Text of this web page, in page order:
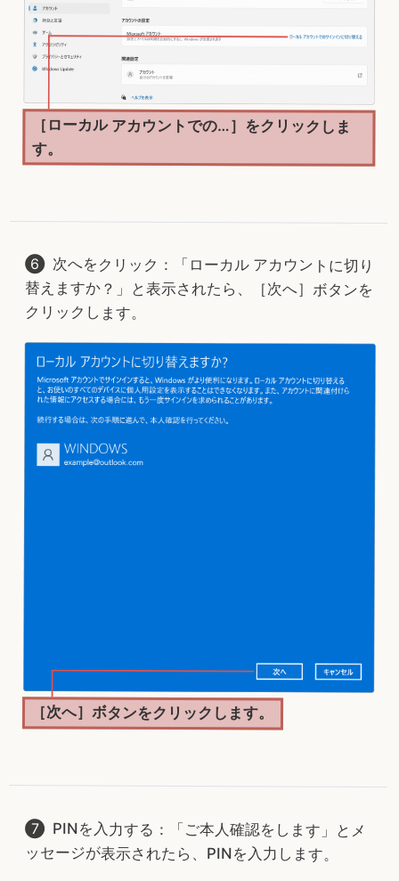
［ローカル アカウントでの…］をクリックしま
す。
次へをクリック：「ローカル アカウントに切り
替えますか？」と表示されたら、［次へ］ボタンを
クリックします。
［次へ］ボタンをクリックします。
PINを入力する：「ご本人確認をします」とメ
ッセージが表示されたら、PINを入力します。